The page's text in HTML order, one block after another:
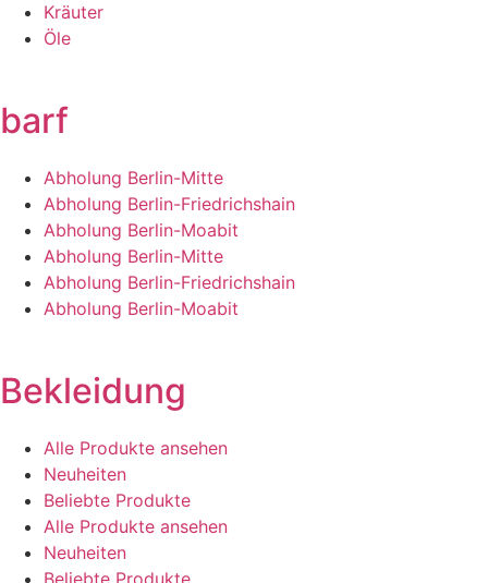
Kräuter
Öle
barf
Abholung Berlin-Mitte
Abholung Berlin-Friedrichshain
Abholung Berlin-Moabit
Abholung Berlin-Mitte
Abholung Berlin-Friedrichshain
Abholung Berlin-Moabit
Bekleidung
Alle Produkte ansehen
Neuheiten
Beliebte Produkte
Alle Produkte ansehen
Neuheiten